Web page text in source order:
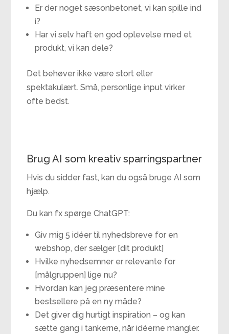
Er der noget sæsonbetonet, vi kan spille ind
i?
Har vi selv haft en god oplevelse med et
produkt, vi kan dele?
Det behøver ikke være stort eller
spektakulært. Små, personlige input virker
ofte bedst.
Brug AI som kreativ sparringspartner
Hvis du sidder fast, kan du også bruge AI som
hjælp.
Du kan fx spørge ChatGPT:
Giv mig 5 idéer til nyhedsbreve for en
webshop, der sælger [dit produkt]
Hvilke nyhedsemner er relevante for
[målgruppen] lige nu?
Hvordan kan jeg præsentere mine
bestsellere på en ny måde?
Det giver dig hurtigt inspiration – og kan
sætte gang i tankerne, når idéerne mangler.